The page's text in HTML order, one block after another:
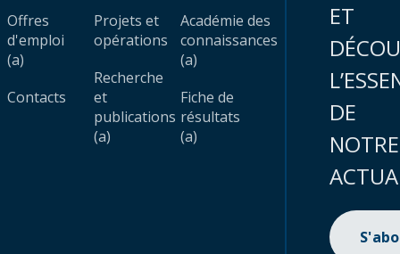
Offres
d'emploi
(a)
Contacts
Projets et
opérations
Recherche
et
publications
(a)
Académie des
connaissances
(a)
Fiche de
résultats
(a)
ET
DE
NOTRE